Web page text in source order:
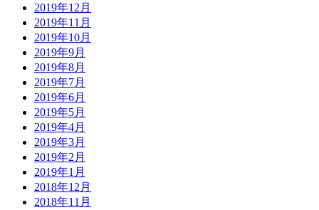
2019年12月
2019年11月
2019年10月
2019年9月
2019年8月
2019年7月
2019年6月
2019年5月
2019年4月
2019年3月
2019年2月
2019年1月
2018年12月
2018年11月